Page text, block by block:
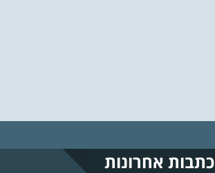
כתבות אחרונות